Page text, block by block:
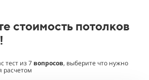
стоимость потолков
тест из7 вопросов, выберите что нужно
расчетом